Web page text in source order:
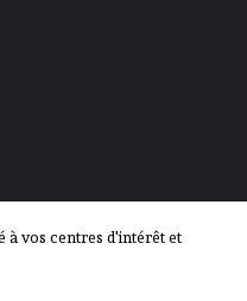
à vos centres d'intérêt et